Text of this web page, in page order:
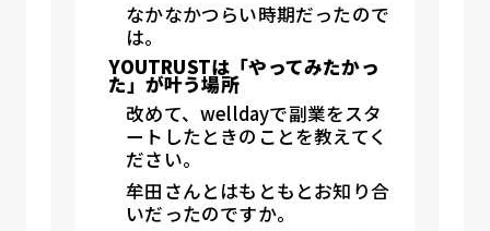
なかなかつらい時期だったので
は。
YOUTRUSTは「やってみたかっ
た」が叶う場所
改めて、welldayで副業をスタ
ートしたときのことを教えてく
ださい。
牟田さんとはもともとお知り合
いだったのですか。